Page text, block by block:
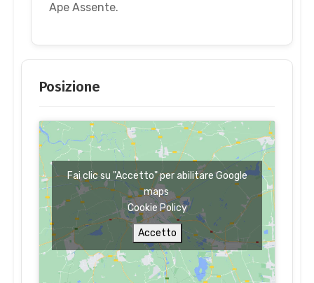
Ape Assente.
Posizione
Fai clic su "Accetto" per abilitare Google
maps
Cookie Policy
Accetto